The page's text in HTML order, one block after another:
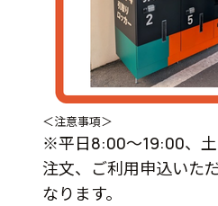
＜注意事項＞
※平日8:00～19:00、
注文、ご利用申込いた
なります。